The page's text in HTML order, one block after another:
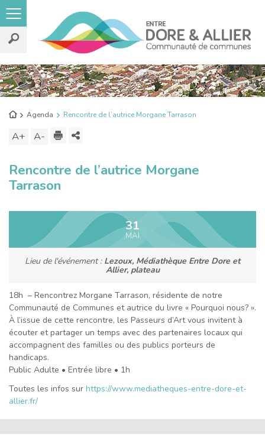
Rechercher
sur
le
site
Retour
l'accueil
Agenda Rencontre de l’autrice Morgane Tarrason
A+ Augmenter
taille
du
A- Diminuer
taille
du
Imprimer
contenu
Rencontre de l’autrice Morgane
Tarrason
31
MAI
Lieu de l'événement : Lezoux, Médiathèque Entre Dore et
Allier, plateau
18h – Rencontrez Morgane Tarrason, résidente de notre
Communauté de Communes et autrice du livre « Pourquoi nous? ».
À l’issue de cette rencontre, les Passeurs d’Art vous invitent à
écouter et partager un temps avec des partenaires locaux qui
accompagnent des familles ou des publics porteurs de
handicaps.
Public Adulte • Entrée libre • 1h
Toutes les infos sur https://www.mediatheques-entre-dore-et-
allier.fr/